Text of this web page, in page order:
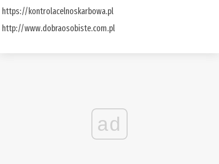
https://kontrolacelnoskarbowa.pl
http://www.dobraosobiste.com.pl
ad